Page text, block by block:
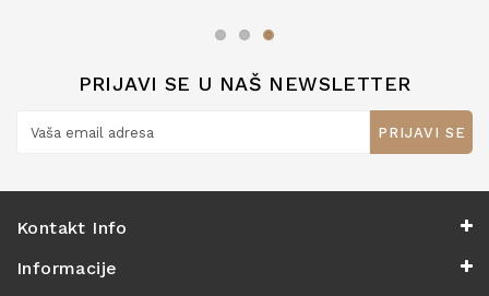
PRIJAVI SE U NAŠ NEWSLETTER
PRIJAVI SE
Kontakt Info
Informacije